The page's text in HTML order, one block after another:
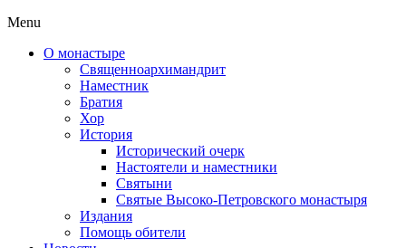
Menu
О монастыре
Священноархимандрит
Наместник
Братия
Хор
История
Исторический очерк
Настоятели и наместники
Святыни
Святые Высоко-Петровского монастыря
Издания
Помощь обители